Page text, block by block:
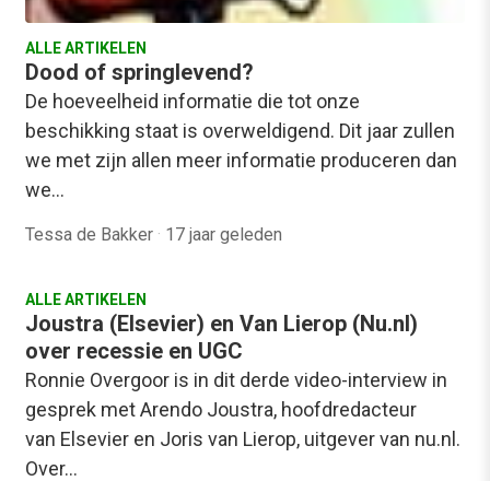
ALLE ARTIKELEN
Dood of springlevend?
De hoeveelheid informatie die tot onze
beschikking staat is overweldigend. Dit jaar zullen
we met zijn allen meer informatie produceren dan
we…
Tessa de Bakker · 17 jaar geleden
ALLE ARTIKELEN
Joustra (Elsevier) en Van Lierop (Nu.nl)
over recessie en UGC
Ronnie Overgoor is in dit derde video-interview in
gesprek met Arendo Joustra, hoofdredacteur
van Elsevier en Joris van Lierop, uitgever van nu.nl.
Over…